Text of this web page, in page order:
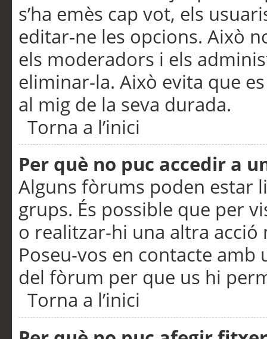
s’ha emès cap vot, els
editar-ne les opcions. Això
els moderadors i els
eliminar-la. Això evita que
al mig de la seva durada.
Torna a l’inici
Per què no puc accedir a
Alguns fòrums poden estar
grups. És possible que per
o realitzar-hi una altra acció
Poseu-vos en contacte
del fòrum per que us hi
Torna a l’inici